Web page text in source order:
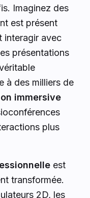
Imaginez des
est présent
interagir avec
présentations
à des milliers de
immersive
plus
est
transformée.
2D, les